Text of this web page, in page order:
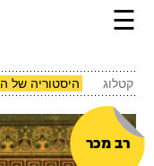
☰
קטלוג היסטוריה של